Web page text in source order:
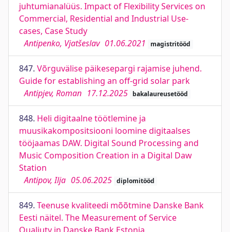
juhtumianalüüs. Impact of Flexibility Services on
Commercial, Residential and Industrial Use-
cases, Case Study
Antipenko, Vjatšeslav 01.06.2021 magistritööd
847. Võrguvälise päikesepargi rajamise juhend.
Guide for establishing an off-grid solar park
Antipjev, Roman 17.12.2025 bakalaureusetööd
848. Heli digitaalne töötlemine ja
muusikakompositsiooni loomine digitaalses
tööjaamas DAW. Digital Sound Processing and
Music Composition Creation in a Digital Daw
Station
Antipov, Ilja 05.06.2025 diplomitööd
849. Teenuse kvaliteedi mõõtmine Danske Bank
Eesti näitel. The Measurement of Service